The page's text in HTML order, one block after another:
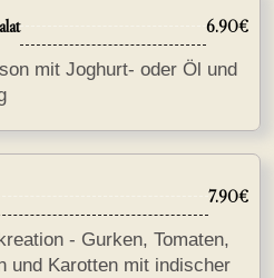
6.90€
mit Joghurt- oder Öl und
7.90€
- Gurken, Tomaten,
und Karotten mit indischer